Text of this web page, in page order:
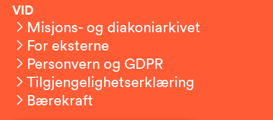
VID
Misjons- og diakoniarkivet
For eksterne
Personvern og GDPR
Tilgjengelighetserklæring
Bærekraft